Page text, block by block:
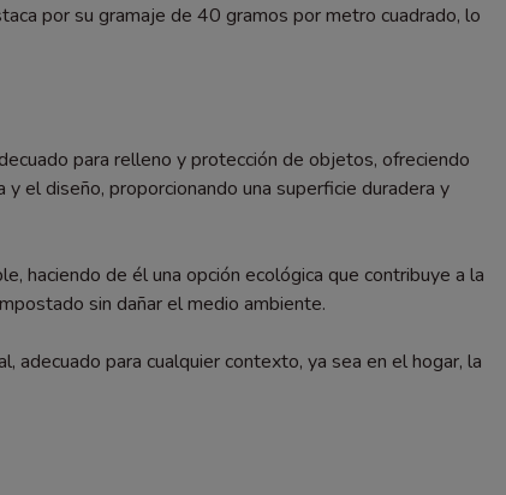
por su gramaje de 40 gramos por metro cuadrado, lo
para relleno y protección de objetos, ofreciendo
el diseño, proporcionando una superficie duradera y
haciendo de él una opción ecológica que contribuye a la
sin dañar el medio ambiente.
adecuado para cualquier contexto, ya sea en el hogar, la